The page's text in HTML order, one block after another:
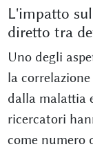
L'impatto
diretto tra
Uno degli
la
dalla malattia
ricercatori
come numero